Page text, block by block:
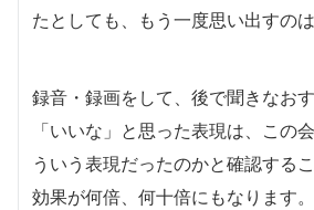
たとしても、もう一度思い出すの
録音・録画をして、後で聞きなお
「いいな」と思った表現は、 この
ういう表現だったのかと確認する
効果が何倍、何十倍にもなります。